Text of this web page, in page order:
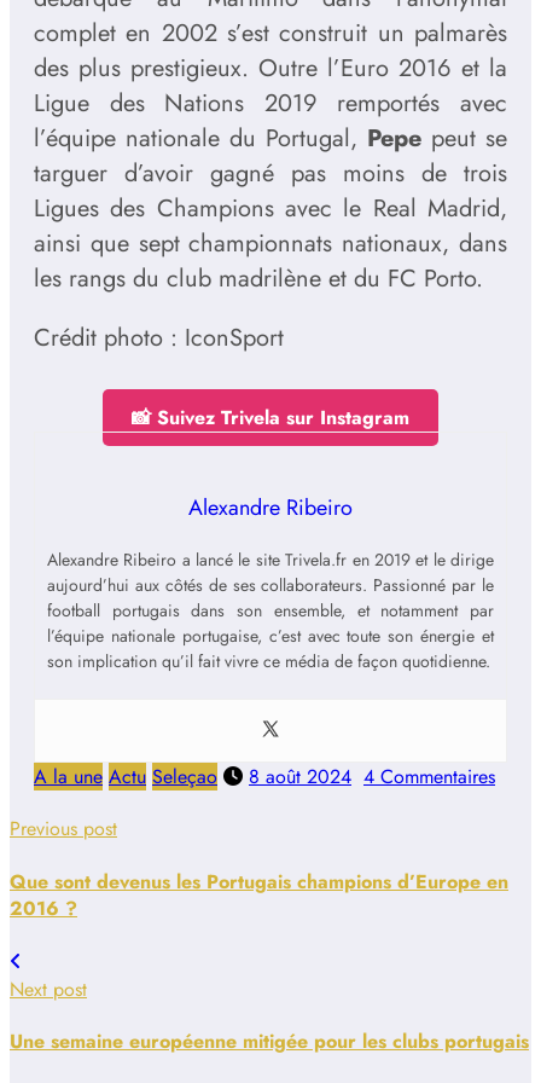
complet en 2002 s’est construit un palmarès
des plus prestigieux. Outre l’Euro 2016 et la
Ligue des Nations 2019 remportés avec
l’équipe nationale du Portugal, Pepe peut se
targuer d’avoir gagné pas moins de trois
Ligues des Champions avec le Real Madrid,
ainsi que sept championnats nationaux, dans
les rangs du club madrilène et du FC Porto.
Crédit photo : IconSport
📸 Suivez Trivela sur Instagram
Alexandre Ribeiro
Alexandre Ribeiro a lancé le site Trivela.fr en 2019 et le dirige
aujourd’hui aux côtés de ses collaborateurs. Passionné par le
football portugais dans son ensemble, et notamment par
l’équipe nationale portugaise, c’est avec toute son énergie et
son implication qu’il fait vivre ce média de façon quotidienne.
A la une Actu Seleçao 8 août 2024 4 Commentaires
Previous post
Que sont devenus les Portugais champions d’Europe en
2016 ?
Next post
Une semaine européenne mitigée pour les clubs portugais